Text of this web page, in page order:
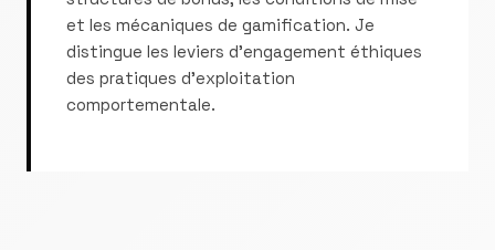
et les mécaniques de gamification. Je
distingue les leviers d'engagement éthiques
des pratiques d'exploitation
comportementale.